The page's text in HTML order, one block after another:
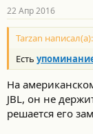
н
о
с
и
:
22 Апр 2016
Tarzan написал(а):
Есть
На
JBL, он не
решается его